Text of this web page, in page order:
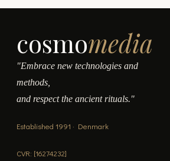
cosmomedia
"Embrace new technologies and
methods,
and respect the ancient rituals."
Established 1991 · Denmark
CVR: [16274232]